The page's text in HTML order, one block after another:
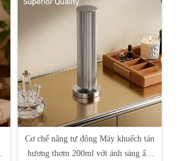
Cơ chế nâng tự động Máy khuếch tán
hương thơm 200ml với ánh sáng ấm